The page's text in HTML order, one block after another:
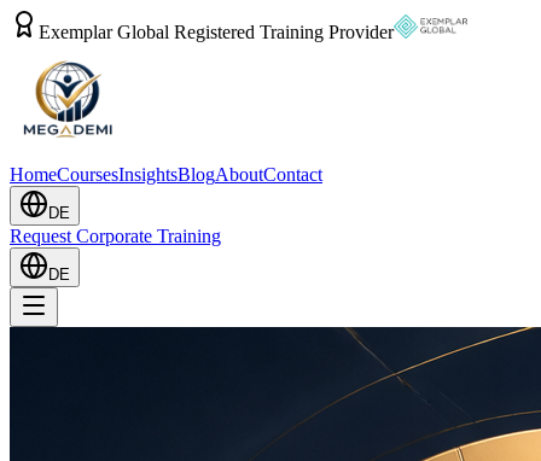
Exemplar Global Registered Training Provider
HomeCoursesInsightsBlogAboutContact
DE
Request Corporate Training
DE